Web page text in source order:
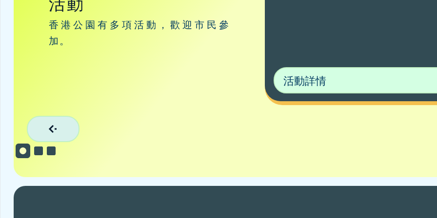
香港公園有多項活動，歡迎市民參
加。
活動詳情